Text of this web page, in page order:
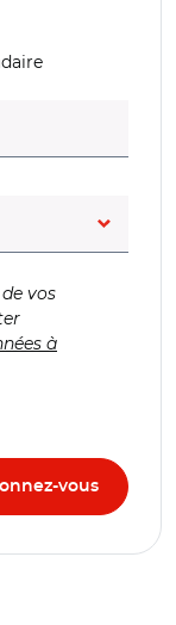
vos
à